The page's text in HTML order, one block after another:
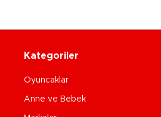
Kategoriler
Oyuncaklar
Anne ve Bebek